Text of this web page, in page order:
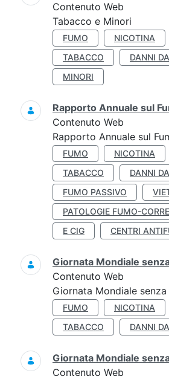
Contenuto Web
Tabacco e Minori
FUMO NICOTINA
TABACCO
DANNI
MINORI
Rapporto Annuale sul
Contenuto Web
Rapporto Annuale sul
FUMO NICOTINA
TABACCO
DANNI
FUMO PASSIVO
PATOLOGIE FUMO-
E CIG
CENTRI
Giornata Mondiale
Contenuto Web
Giornata Mondiale
FUMO NICOTINA
TABACCO
DANNI
Giornata Mondiale
Contenuto Web